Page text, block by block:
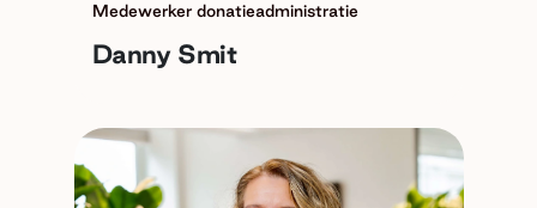
Medewerker donatieadministratie
Danny Smit